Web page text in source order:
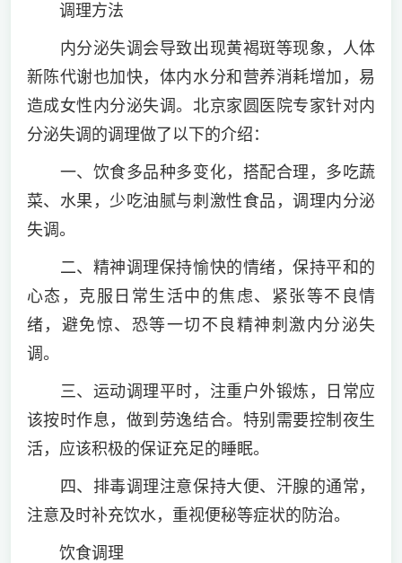
调理方法
内分泌失调会导致出现黄褐斑等现象，人体
新陈代谢也加快，体内水分和营养消耗增加，易
造成女性内分泌失调。北京家圆医院专家针对内
分泌失调的调理做了以下的介绍：
一、饮食多品种多变化，搭配合理，多吃蔬
菜、水果，少吃油腻与刺激性食品，调理内分泌
失调。
二、精神调理保持愉快的情绪，保持平和的
心态，克服日常生活中的焦虑、紧张等不良情
绪，避免惊、恐等一切不良精神刺激内分泌失
调。
三、运动调理平时，注重户外锻炼，日常应
该按时作息，做到劳逸结合。特别需要控制夜生
活，应该积极的保证充足的睡眠。
四、排毒调理注意保持大便、汗腺的通常，
注意及时补充饮水，重视便秘等症状的防治。
饮食调理